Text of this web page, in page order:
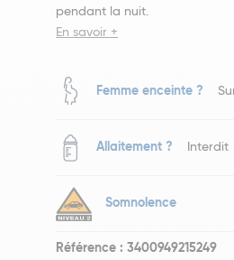
pendant la nuit.
En savoir +
Femme enceinte ?
Allaitement ? Interdit
Somnolence
Référence : 3400949215249